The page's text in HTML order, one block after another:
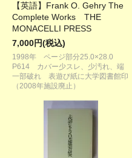
【英語】Frank O. Gehry The
Complete Works THE
MONACELLI PRESS
7,000円(税込)
1998年 ページ部分25.0×28.0
P614 カバー少スレ、少汚れ、端
一部破れ 表遊び紙に大学図書館印
（2008年施設廃止）